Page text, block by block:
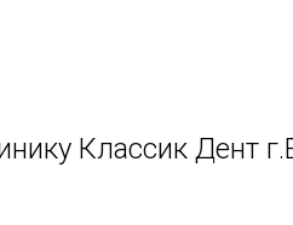
Классик Дент